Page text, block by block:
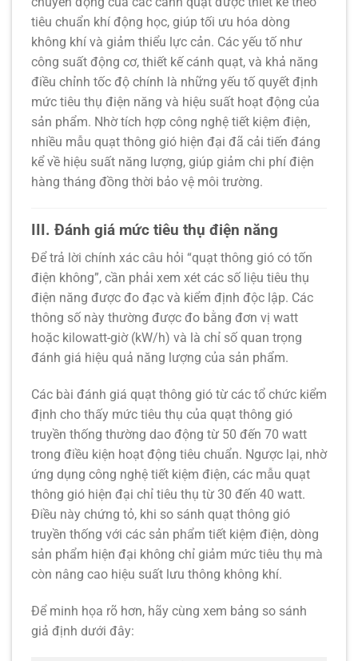
tiêu chuẩn khí động học, giúp tối ưu hóa dòng
không khí và giảm thiểu lực cản. Các yếu tố như
công suất động cơ, thiết kế cánh quạt, và khả năng
điều chỉnh tốc độ chính là những yếu tố quyết định
mức tiêu thụ điện năng và hiệu suất hoạt động của
sản phẩm. Nhờ tích hợp công nghệ tiết kiệm điện,
nhiều mẫu quạt thông gió hiện đại đã cải tiến đáng
kể về hiệu suất năng lượng, giúp giảm chi phí điện
hàng tháng đồng thời bảo vệ môi trường.
III. Đánh giá mức tiêu thụ điện năng
Để trả lời chính xác câu hỏi “quạt thông gió có tốn
điện không”, cần phải xem xét các số liệu tiêu thụ
điện năng được đo đạc và kiểm định độc lập. Các
thông số này thường được đo bằng đơn vị watt
hoặc kilowatt-giờ (kW/h) và là chỉ số quan trọng
đánh giá hiệu quả năng lượng của sản phẩm.
Các bài đánh giá quạt thông gió từ các tổ chức kiểm
định cho thấy mức tiêu thụ của quạt thông gió
truyền thống thường dao động từ 50 đến 70 watt
trong điều kiện hoạt động tiêu chuẩn. Ngược lại, nhờ
ứng dụng công nghệ tiết kiệm điện, các mẫu quạt
thông gió hiện đại chỉ tiêu thụ từ 30 đến 40 watt.
Điều này chứng tỏ, khi so sánh quạt thông gió
truyền thống với các sản phẩm tiết kiệm điện, dòng
sản phẩm hiện đại không chỉ giảm mức tiêu thụ mà
còn nâng cao hiệu suất lưu thông không khí.
Để minh họa rõ hơn, hãy cùng xem bảng so sánh
giả định dưới đây: